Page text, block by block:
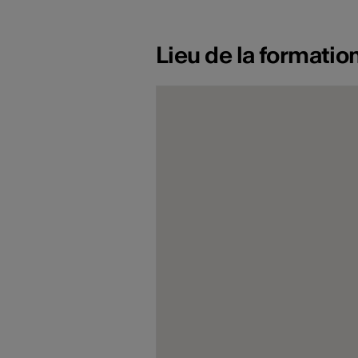
Lieu de la